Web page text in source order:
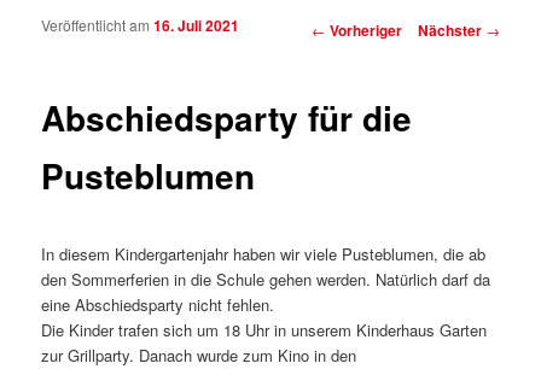
Beitragsnavigation
← Vorheriger Nächster →
Abschiedsparty für die
Pusteblumen
Veröffentlicht am16. Juli 2021
In diesem Kindergartenjahr haben wir viele Pusteblumen, die ab
den Sommerferien in die Schule gehen werden. Natürlich darf da
eine Abschiedsparty nicht fehlen.
Die Kinder trafen sich um 18 Uhr in unserem Kinderhaus Garten
zur Grillparty. Danach wurde zum Kino in den